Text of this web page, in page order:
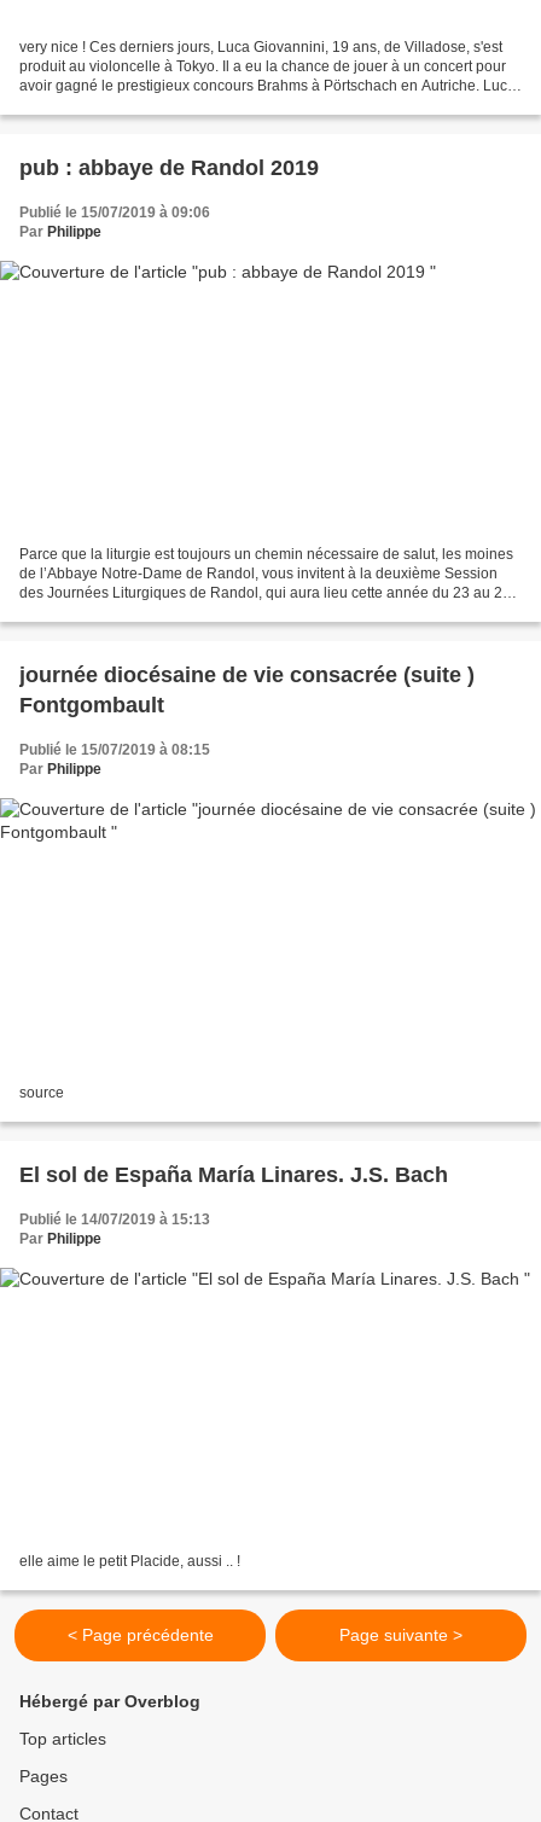
very nice ! Ces derniers jours, Luca Giovannini, 19 ans, de Villadose, s'est
produit au violoncelle à Tokyo. Il a eu la chance de jouer à un concert pour
avoir gagné le prestigieux concours Brahms à Pörtschach en Autriche. Luca
pub : abbaye de Randol 2019
Publié le 15/07/2019 à 09:06
Par Philippe
Parce que la liturgie est toujours un chemin nécessaire de salut, les moines
de l’Abbaye Notre-Dame de Randol, vous invitent à la deuxième Session
des Journées Liturgiques de Randol, qui aura lieu cette année du 23 au 25
journée diocésaine de vie consacrée (suite )
Fontgombault
Publié le 15/07/2019 à 08:15
Par Philippe
source
El sol de España María Linares. J.S. Bach
Publié le 14/07/2019 à 15:13
Par Philippe
elle aime le petit Placide, aussi .. !
< Page précédente Page suivante >
Hébergé par Overblog
Top articles
Pages
Contact